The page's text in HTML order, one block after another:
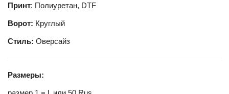
Принт: Полиуретан, DTF
Ворот: Круглый
Стиль: Оверсайз
Размеры: